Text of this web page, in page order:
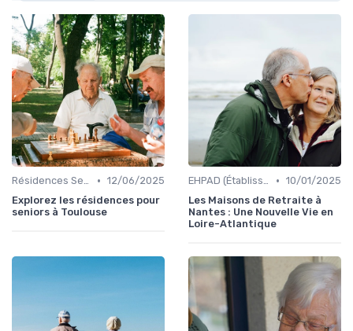
Résidences Services Seniors • 12/06/2025
Explorez les résidences pour
seniors à Toulouse
EHPAD (Établissements d'Hébergement pour Personnes Âgées Dépendantes) • 10/01/2025
Les Maisons de Retraite à
Nantes : Une Nouvelle Vie en
Loire-Atlantique